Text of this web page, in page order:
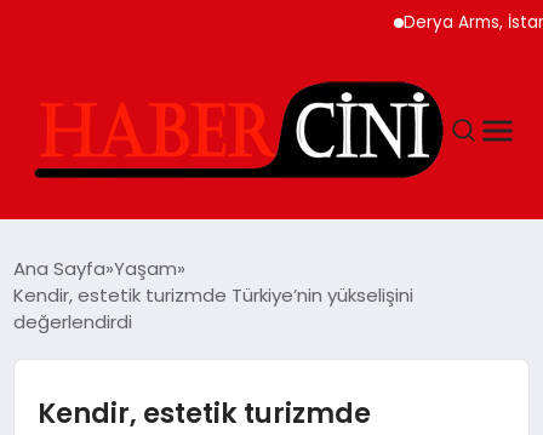
Derya Arms, İstanbul
YAŞAM
GÜNCEL
Ana Sayfa Yaşam
Kendir, estetik turizmde Türkiye’nin yükselişini
değerlendirdi
Kendir, estetik turizmde